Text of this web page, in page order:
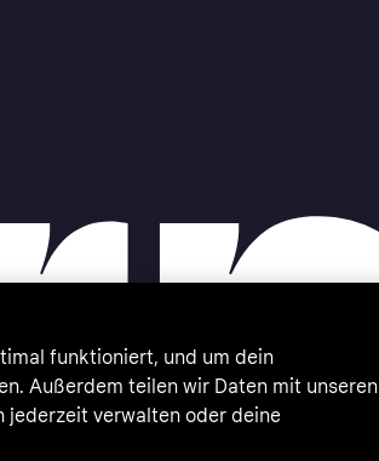
funktioniert, und um dein
Außerdem teilen wir Daten mit unseren
jederzeit verwalten oder deine